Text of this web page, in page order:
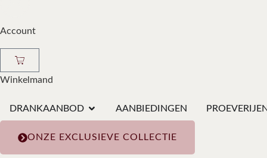
Account
Winkelmand
DRANKAANBOD AANBIEDINGEN PROEVERIJEN
ONZE EXCLUSIEVE COLLECTIE